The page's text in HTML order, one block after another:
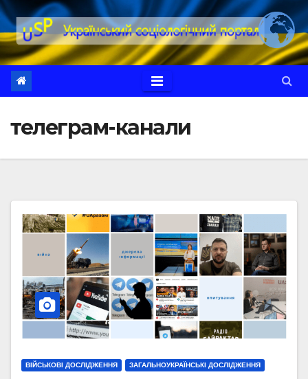
Перейти
до
вмісту
телеграм-канали
ВІЙСЬКОВІ ДОСЛІДЖЕННЯ ЗАГАЛЬНОУКРАЇНСЬКІ ДОСЛІДЖЕННЯ